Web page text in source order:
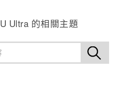
Ultra 的相關主題